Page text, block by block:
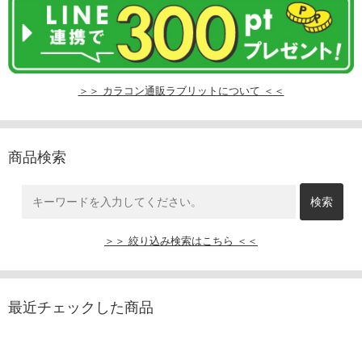
＞＞ カラコン通販ラブリットについて ＜＜
商品検索
＞＞ 絞り込み検索はこちら ＜＜
最近チェックした商品